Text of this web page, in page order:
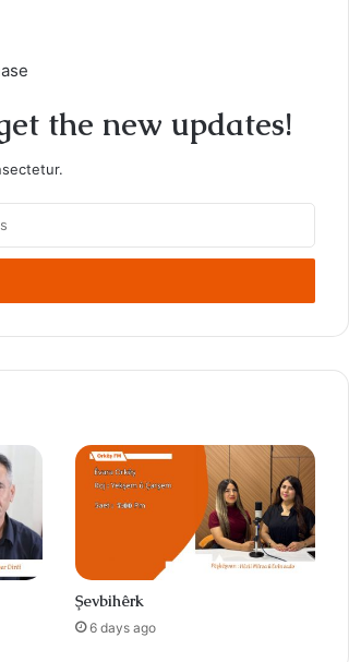
the new updates!
Şevbihêrk
6 days ago